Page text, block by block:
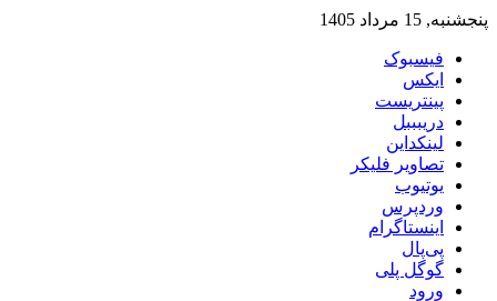
پنجشنبه, 15 مرداد 1405
فیسبوک
ایکس
پینتریست
دریبببل
لینکداین
تصاویر فلیکر
یوتیوب
وردپرس
اینستاگرام
پی‌پال
گوگل پلی
ورود